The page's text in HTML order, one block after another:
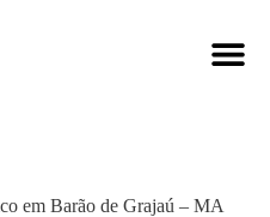
em Barão de Grajaú – MA